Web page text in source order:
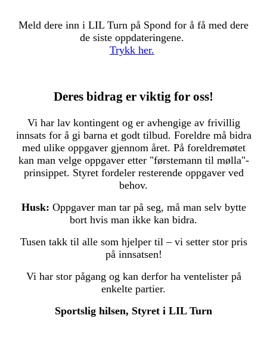
Meld dere inn i LIL Turn på Spond for å få med dere
de siste oppdateringene.
Trykk her.
Deres bidrag er viktig for oss!
Vi har lav kontingent og er avhengige av frivillig
innsats for å gi barna et godt tilbud. Foreldre må bidra
med ulike oppgaver gjennom året. På foreldremøtet
kan man velge oppgaver etter "førstemann til mølla"-
prinsippet. Styret fordeler resterende oppgaver ved
behov.
Husk: Oppgaver man tar på seg, må man selv bytte
bort hvis man ikke kan bidra.
Tusen takk til alle som hjelper til – vi setter stor pris
på innsatsen!
Vi har stor pågang og kan derfor ha ventelister på
enkelte partier.
Sportslig hilsen, Styret i LIL Turn